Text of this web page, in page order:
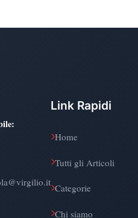
:
Link Rapidi
Home
Tutti gli Articoli
Categorie
Chi siamo